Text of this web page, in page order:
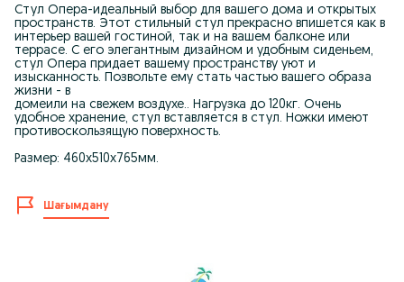
Стул Опера-идеальный выбор для вашего дома и открытых
пространств. Этот стильный стул прекрасно впишется как в
интерьер вашей гостиной, так и на вашем балконе или
террасе. С его элегантным дизайном и удобным сиденьем,
стул Опера придает вашему пространству уют и
изысканность. Позвольте ему стать частью вашего образа
жизни - в
домеили на свежем воздухе.. Нагрузка до 120кг. Очень
удобное хранение, стул вставляется в стул. Ножки имеют
противоскользящую поверхность.
Размер: 460х510х765мм.
Шағымдану